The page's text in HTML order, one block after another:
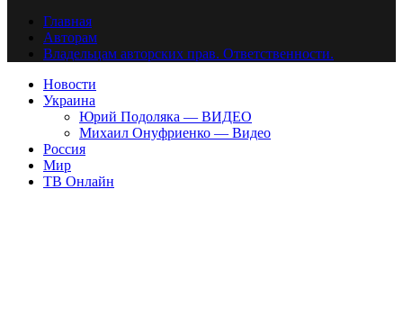
Главная
Авторам
Владельцам авторских прав. Ответственности.
Новости
Украина
Юрий Подоляка — ВИДЕО
Михаил Онуфриенко — Видео
Россия
Мир
ТВ Онлайн